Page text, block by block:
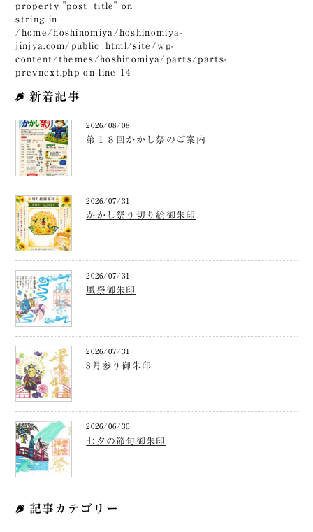
property "post_title" on
string in
/home/hoshinomiya/hoshinomiya-
jinjya.com/public_html/site/wp-
content/themes/hoshinomiya/parts/parts-
prevnext.php on line 14
新着記事
2026/08/08
第１８回かかし祭のご案内
2026/07/31
かかし祭り切り絵御朱印
2026/07/31
風祭御朱印
2026/07/31
8月参り御朱印
2026/06/30
七夕の節句御朱印
記事カテゴリー